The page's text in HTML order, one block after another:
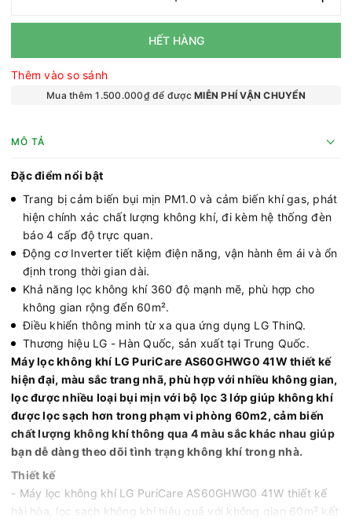
HẾT HÀNG
Thêm vào so sánh
Mua thêm 1.500.000₫ để đượcMIỄN PHÍ VẬN CHUYỂN
MÔ TẢ
Đặc điểm nổi bật
Trang bị cảm biến bụi mịn PM1.0 và cảm biến khí gas, phát
hiện chính xác chất lượng không khí, đi kèm hệ thống đèn
báo 4 cấp độ trực quan.
Động cơ Inverter tiết kiệm điện năng, vận hành êm ái và ổn
định trong thời gian dài.
Khả năng lọc không khí 360 độ mạnh mẽ, phù hợp cho
không gian rộng đến 60m².
Điều khiển thông minh từ xa qua ứng dụng LG ThinQ.
Thương hiệu LG - Hàn Quốc, sản xuất tại Trung Quốc.
Máy lọc không khí LG PuriCare AS60GHWG0 41W​ thiết kế
hiện đại, màu sắc trang nhã, phù hợp với nhiều không gian,
lọc được nhiều loại bụi mịn với bộ lọc 3 lớp giúp không khí
được lọc sạch hơn trong phạm vi phòng 60m2, cảm biến
chất lượng không khí thông qua 4 màu sắc khác nhau giúp
bạn dễ dàng theo dõi tình trạng không khí trong nhà.
Thiết kế
- Máy lọc không khí LG PuriCare AS60GHWG0 41W thiết kế
hài hòa, lọc sạch không khí hiệu quả với không gian 60m² kết